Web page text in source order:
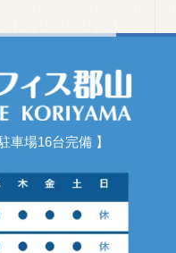
車場16台完備 】